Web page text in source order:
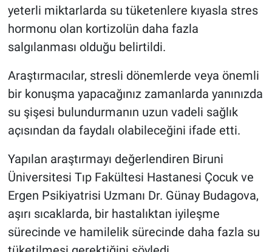
yeterli miktarlarda su tüketenlere kıyasla stres
hormonu olan kortizolün daha fazla
salgılanması olduğu belirtildi.
Araştırmacılar, stresli dönemlerde veya önemli
bir konuşma yapacağınız zamanlarda yanınızda
su şişesi bulundurmanın uzun vadeli sağlık
açısından da faydalı olabileceğini ifade etti.
Yapılan araştırmayı değerlendiren Biruni
Üniversitesi Tıp Fakültesi Hastanesi Çocuk ve
Ergen Psikiyatrisi Uzmanı Dr. Günay Budagova,
aşırı sıcaklarda, bir hastalıktan iyileşme
sürecinde ve hamilelik sürecinde daha fazla su